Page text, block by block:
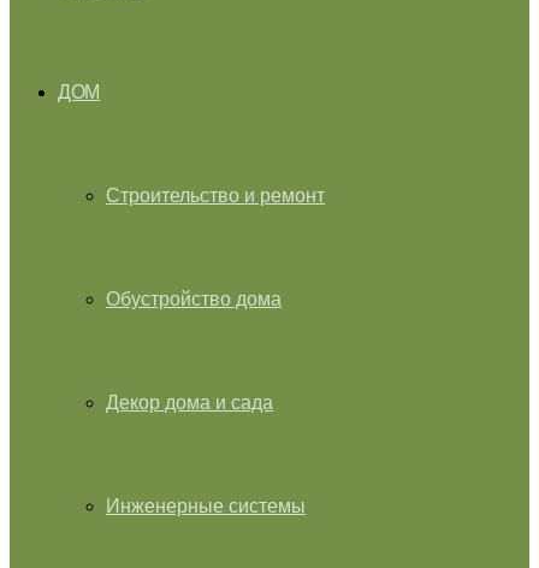
ДОМ
Строительство и ремонт
Обустройство дома
Декор дома и сада
Инженерные системы